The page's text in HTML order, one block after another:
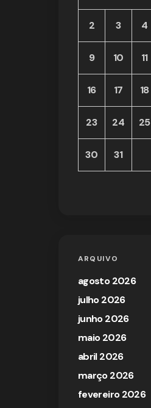
2 3 4
9 10 11
16 17 18
23 24 25
30 31
ARQUIVO
agosto 2026
julho 2026
junho 2026
maio 2026
abril 2026
março 2026
fevereiro 2026